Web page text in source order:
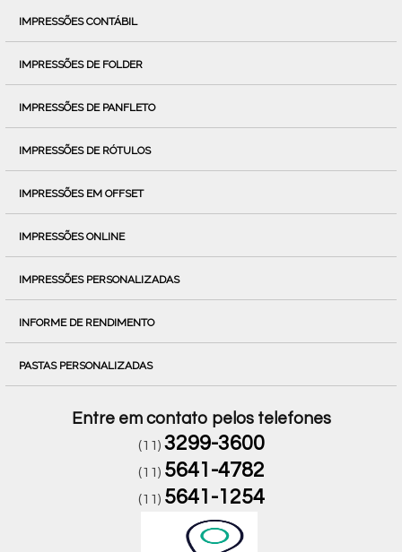
IMPRESSÕES CONTÁBIL
IMPRESSÕES DE FOLDER
IMPRESSÕES DE PANFLETO
IMPRESSÕES DE RÓTULOS
IMPRESSÕES EM OFFSET
IMPRESSÕES ONLINE
IMPRESSÕES PERSONALIZADAS
INFORME DE RENDIMENTO
PASTAS PERSONALIZADAS
Entre em contato pelos telefones
(11) 3299-3600
(11) 5641-4782
(11) 5641-1254